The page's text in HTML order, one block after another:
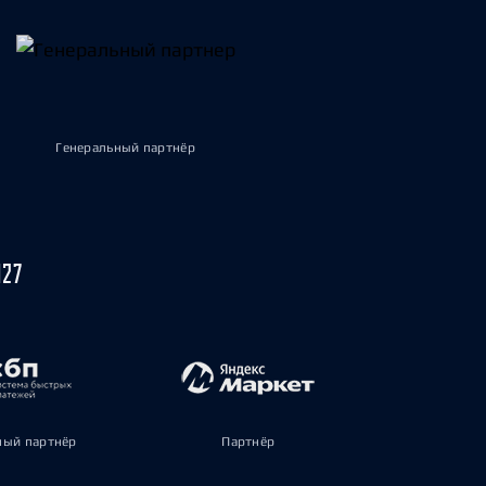
Генеральный партнёр
партнёр Партнёр